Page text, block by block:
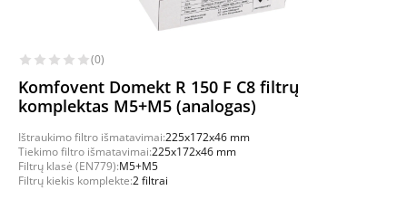
(0)
Komfovent Domekt R 150 F C8 filtrų
komplektas M5+M5 (analogas)
Ištraukimo filtro išmatavimai:225x172x46 mm
Tiekimo filtro išmatavimai:225x172x46 mm
Filtrų klasė (EN779):M5+M5
Filtrų kiekis komplekte:2 filtrai